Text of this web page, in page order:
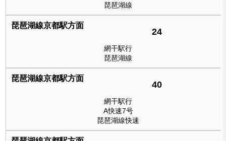
琵琶湖線
24
網干駅行
琵琶湖線
40
網干駅行
A快速7号
琵琶湖線快速